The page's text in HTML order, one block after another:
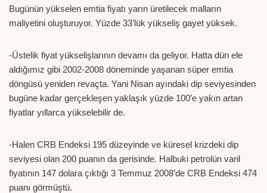
Bugünün yükselen emtia fiyatı yarın üretilecek malların
maliyetini oluşturuyor. Yüzde 33’lük yükseliş gayet yüksek.
-Üstelik fiyat yükselişlarının devamı da geliyor. Hatta dün ele
aldığımız gibi 2002-2008 döneminde yaşanan süper emtia
döngüsü yeniden revaçta. Yani Nisan ayındaki dip seviyesinden
bugüne kadar gerçekleşen yaklaşık yüzde 100’e yakın artan
fiyatlar yıllarca yükselebilir de.
-Halen CRB Endeksi 195 düzeyinde ve küresel krizdeki dip
seviyesi olan 200 puanın da gerisinde. Halbuki petrolün varil
fiyatının 147 dolara çıktığı 3 Temmuz 2008’de CRB Endeksi 474
puanı görmüştü.